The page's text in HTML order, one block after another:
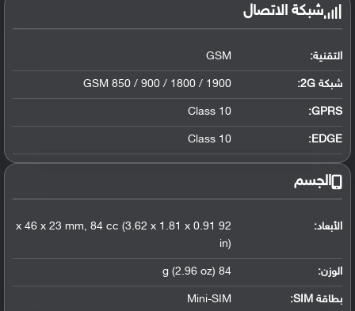
شبكة الاتصال
التقنية: GSM
شبكة 2G: GSM 850 / 900 / 1800 / 1900
GPRS:
Class 10
EDGE:
Class 10
الجسم
الأبعاد:
92 x 46 x 23 mm, 84 cc (3.62 x 1.81 x 0.91
in)
الوزن: 84 g (2.96 oz)
بطاقة SIM: Mini-SIM